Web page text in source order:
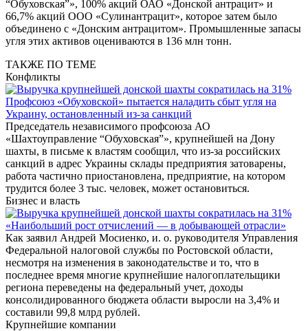
“Обуховская”», 100% акций ОАО «Донской антрацит» и
66,7% акций ООО «Сулинантрацит», которое затем было
объединено с «Донским антрацитом». Промышленные запасы
угля этих активов оцениваются в 136 млн тонн.
ТАКЖЕ ПО ТЕМЕ
Конфликты
Профсоюз «Обуховской» пытается наладить сбыт угля на
Украину, остановленный из-за санкций
Председатель независимого профсоюза АО
«Шахтоуправление “Обуховская”», крупнейшей на Дону
шахты, в письме к властям сообщил, что из-за российских
санкций в адрес Украины склады предприятия затоварены,
работа частично приостановлена, предприятие, на котором
трудится более 3 тыс. человек, может остановиться.
Бизнес и власть
«Наибольший рост отчислений — в добывающей отрасли»
Как заявил Андрей Мосиенко, и. о. руководителя Управления
Федеральной налоговой службы по Ростовской области,
несмотря на изменения в законодательстве и то, что в
последнее время многие крупнейшие налогоплательщики
региона переведены на федеральный учет, доходы
консолидированного бюджета области выросли на 3,4% и
составили 99,8 млрд рублей.
Крупнейшие компании